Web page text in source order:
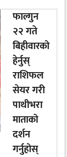
फाल्गुन
२२ गते
बिहीवारको
हेर्नुस्
राशिफल
सेयर गरी
पाथीभरा
माताको
दर्शन
गर्नुहोस्